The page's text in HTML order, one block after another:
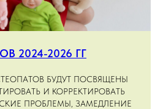
2024-2026 ГГ
БУДУТ ПОСВЯЩЕНЫ
И КОРРЕКТИРОВАТЬ
ПРОБЛЕМЫ, ЗАМЕДЛЕНИЕ